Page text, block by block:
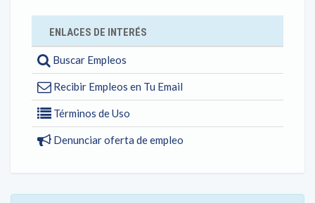
ENLACES DE INTERÉS
Buscar Empleos
Recibir Empleos en Tu Email
Términos de Uso
Denunciar oferta de empleo